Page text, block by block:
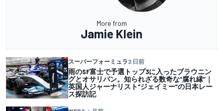
More from
Jamie Klein
スーパーフォーミュラ2 日前
雨のSF富士で予選トップ3に入ったブラウニン
グとオサリバン。知られざる数奇な“腐れ縁”｜
英国人ジャーナリスト”ジェイミー”の日本レー
ス探訪記